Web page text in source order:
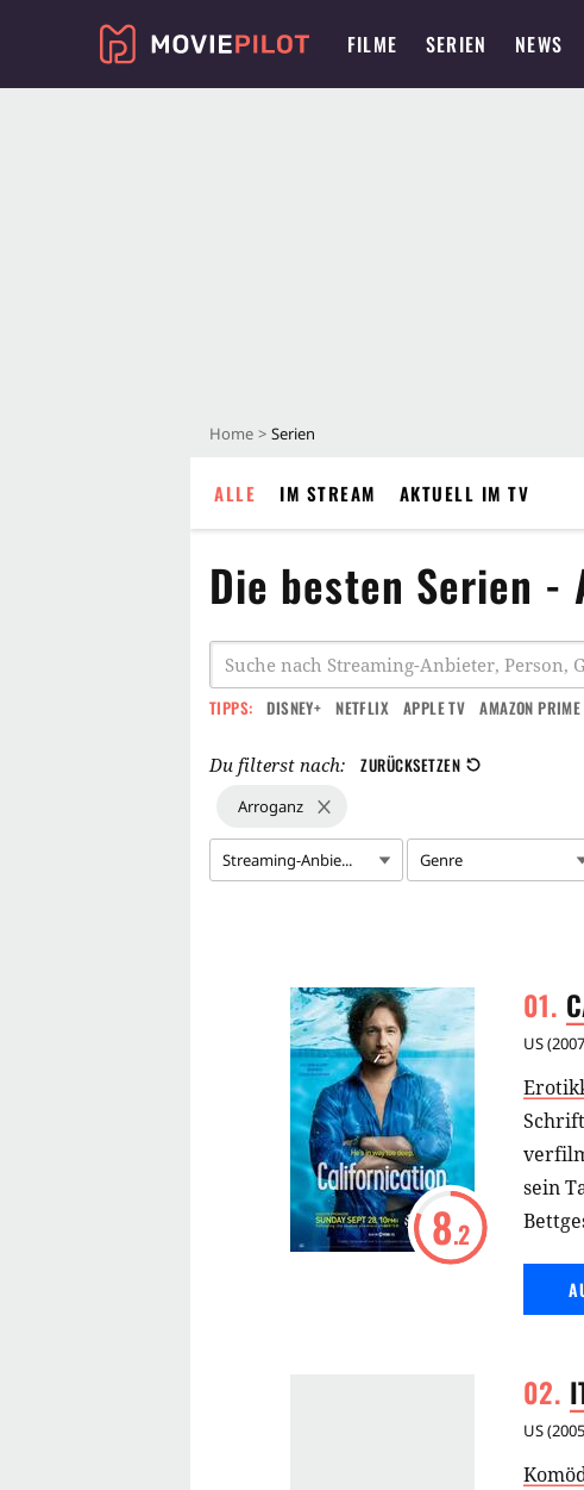
FILME SERIEN NEWS
Home Serien
ALLE IM STREAM AKTUELL IM TV
Die besten Serien -
TIPPS: DISNEY+ NETFLIX APPLE TV AMAZON PRIME
Du filterst nach: ZURÜCKSETZEN
Arroganz
Streaming-Anbie... Genre
US(
8.2
sein
US(